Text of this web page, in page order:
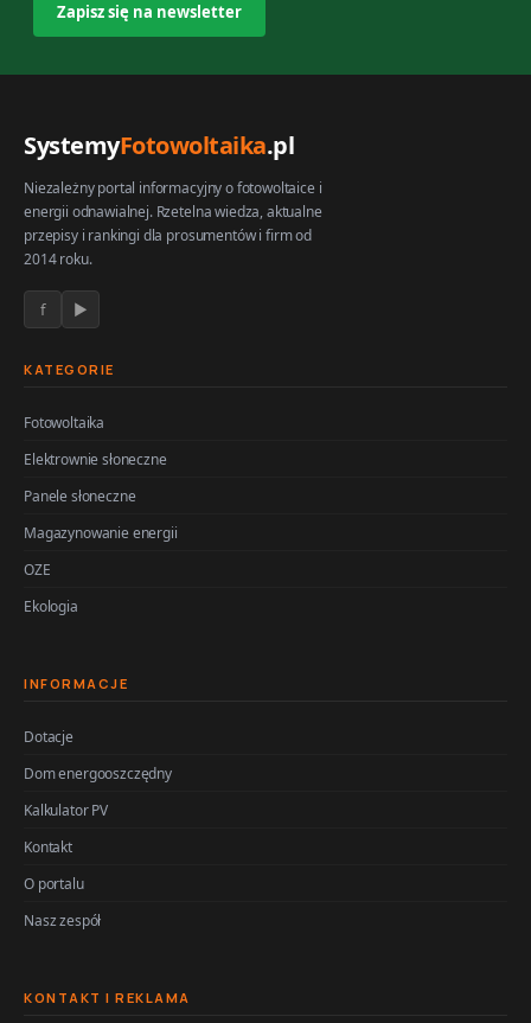
SystemyFotowoltaika.pl
Niezależny portal informacyjny o fotowoltaice i
energii odnawialnej. Rzetelna wiedza, aktualne
przepisy i rankingi dla prosumentów i firm od
2014 roku.
f ▶
KATEGORIE
Fotowoltaika
Elektrownie słoneczne
Panele słoneczne
Magazynowanie energii
OZE
Ekologia
INFORMACJE
Dotacje
Dom energooszczędny
Kalkulator PV
Kontakt
O portalu
Nasz zespół
KONTAKT I REKLAMA